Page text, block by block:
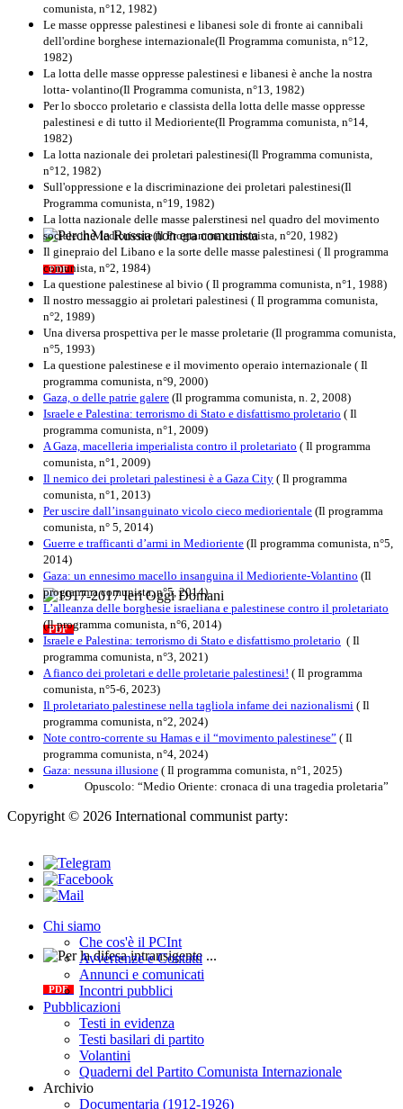
Perchè la Russia non era comunista
PDF Quaderno n°10
1917-2017 Ieri Oggi Domani
PDF Quaderno n°9
Per la difesa intransigente
PDF
comunista, n°12, 1982)
Le masse oppresse palestinesi e libanesi sole di fronte ai cannibali
dell'ordine borghese internazionale(Il Programma comunista, n°12,
1982)
La lotta delle masse oppresse palestinesi e libanesi è anche la nostra
lotta- volantino(Il Programma comunista, n°13, 1982)
Per lo sbocco proletario e classista della lotta delle masse oppresse
palestinesi e di tutto il Medioriente(Il Programma comunista, n°14,
1982)
La lotta nazionale dei proletari palestinesi(Il Programma comunista,
n°12, 1982)
Sull'oppressione e la discriminazione dei proletari palestinesi(Il
Programma comunista, n°19, 1982)
La lotta nazionale delle masse palerstinesi nel quadro del movimento
sociale in Medioriente(Il Programma comunista, n°20, 1982)
Il ginepraio del Libano e la sorte delle masse palestinesi ( Il programma
comunista, n°2, 1984)
La questione palestinese al bivio ( Il programma comunista, n°1, 1988)
Il nostro messaggio ai proletari palestinesi ( Il programma comunista,
n°2, 1989)
Una diversa prospettiva per le masse proletarie (Il programma comunista,
n°5, 1993)
La questione palestinese e il movimento operaio internazionale ( Il
programma comunista, n°9, 2000)
Gaza, o delle patrie galere (Il programma comunista, n. 2, 2008)
Israele e Palestina: terrorismo di Stato e disfattismo proletario ( Il
programma comunista, n°1, 2009)
A Gaza, macelleria imperialista contro il proletariato ( Il programma
comunista, n°1, 2009)
Il nemico dei proletari palestinesi è a Gaza City ( Il programma
comunista, n°1, 2013)
Per uscire dall’insanguinato vicolo cieco mediorientale (Il programma
comunista, n° 5, 2014)
Guerre e trafficanti d’armi in Medioriente (Il programma comunista, n°5,
2014)
Gaza: un ennesimo macello insanguina il Medioriente-Volantino (Il
programma comunista, n°5, 2014)
L’alleanza delle borghesie israeliana e palestinese contro il proletariato
(Il programma comunista, n°6, 2014)
Israele e Palestina: terrorismo di Stato e disfattismo proletario ( Il
programma comunista, n°3, 2021)
A fianco dei proletari e delle proletarie palestinesi! ( Il programma
comunista, n°5-6, 2023)
Il proletariato palestinese nella tagliola infame dei nazionalismi ( Il
programma comunista, n°2, 2024)
Note contro-corrente su Hamas e il “movimento palestinese” ( Il
programma comunista, n°4, 2024)
Gaza: nessuna illusione ( Il programma comunista, n°1, 2025)
Opuscolo: “Medio Oriente: cronaca di una tragedia proletaria”
Copyright © 2026 International communist party:
Chi siamo
Che cos'è il PCInt
Avvertenze e Contatti
Annunci e comunicati
Incontri pubblici
Pubblicazioni
Testi in evidenza
Testi basilari di partito
Volantini
Quaderni del Partito Comunista Internazionale
Archivio
Documentaria (1912-1926)